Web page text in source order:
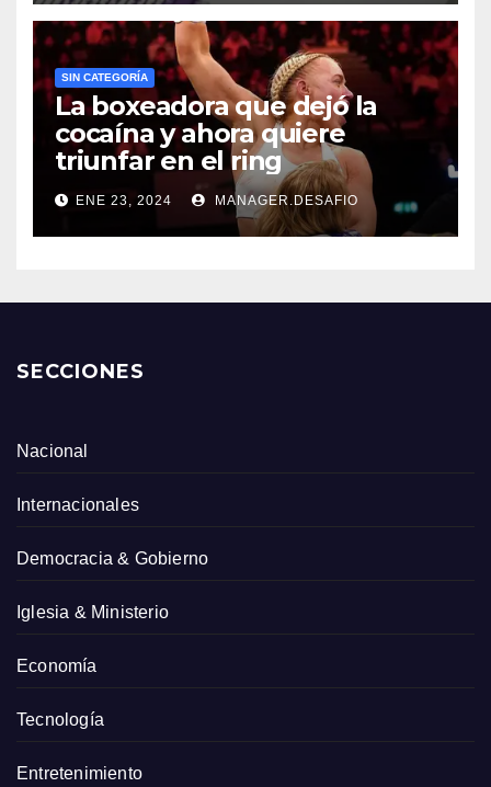
SIN CATEGORÍA
La boxeadora que dejó la
cocaína y ahora quiere
triunfar en el ring​
ENE 23, 2024 MANAGER.DESAFIO
SECCIONES
Nacional
Internacionales
Democracia & Gobierno
Iglesia & Ministerio
Economía
Tecnología
Entretenimiento